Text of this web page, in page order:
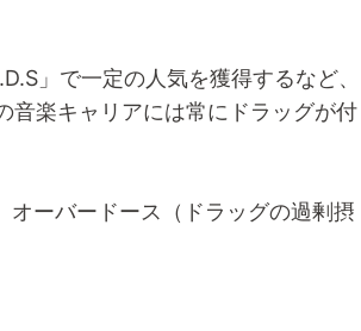
」で一定の人気を獲得するなど、
音楽キャリアには常にドラッグが付
ーバードース（ドラッグの過剰摂